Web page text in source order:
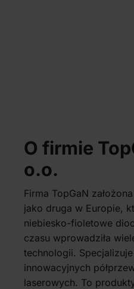
O firmie
o.o.
Firma TopGaN
jako druga w Europie,
niebiesko-fioletowe
czasu wprowadziła
technologii.
innowacyjnych
laserowych. To